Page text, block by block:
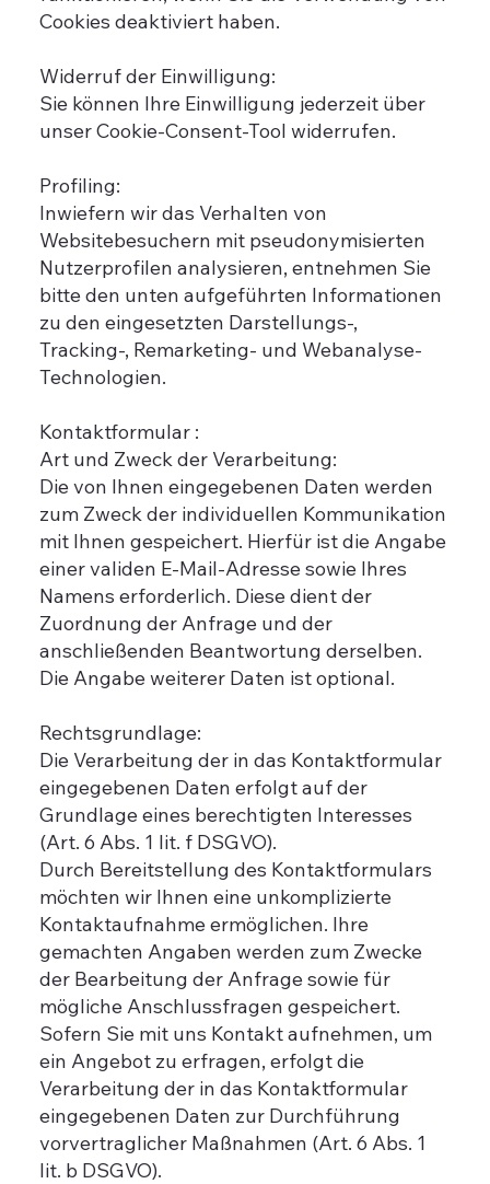
Cookies deaktiviert haben.
Widerruf der Einwilligung:
Sie können Ihre Einwilligung jederzeit über
unser Cookie-Consent-Tool widerrufen.
Profiling:
Inwiefern wir das Verhalten von
Websitebesuchern mit pseudonymisierten
Nutzerprofilen analysieren, entnehmen Sie
bitte den unten aufgeführten Informationen
zu den eingesetzten Darstellungs-,
Tracking-, Remarketing- und Webanalyse-
Technologien.
Kontaktformular :
Art und Zweck der Verarbeitung:
Die von Ihnen eingegebenen Daten werden
zum Zweck der individuellen Kommunikation
mit Ihnen gespeichert. Hierfür ist die Angabe
einer validen E-Mail-Adresse sowie Ihres
Namens erforderlich. Diese dient der
Zuordnung der Anfrage und der
anschließenden Beantwortung derselben.
Die Angabe weiterer Daten ist optional.
Rechtsgrundlage:
Die Verarbeitung der in das Kontaktformular
eingegebenen Daten erfolgt auf der
Grundlage eines berechtigten Interesses
(Art. 6 Abs. 1 lit. f DSGVO).
Durch Bereitstellung des Kontaktformulars
möchten wir Ihnen eine unkomplizierte
Kontaktaufnahme ermöglichen. Ihre
gemachten Angaben werden zum Zwecke
der Bearbeitung der Anfrage sowie für
mögliche Anschlussfragen gespeichert.
Sofern Sie mit uns Kontakt aufnehmen, um
ein Angebot zu erfragen, erfolgt die
Verarbeitung der in das Kontaktformular
eingegebenen Daten zur Durchführung
vorvertraglicher Maßnahmen (Art. 6 Abs. 1
lit. b DSGVO).